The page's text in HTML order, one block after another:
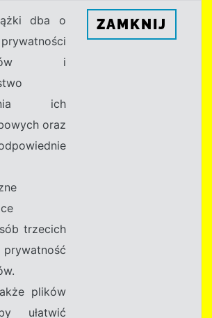
dba o
i
ich
oraz
trzecich
plików
ułatwić
ZAMKNIJ